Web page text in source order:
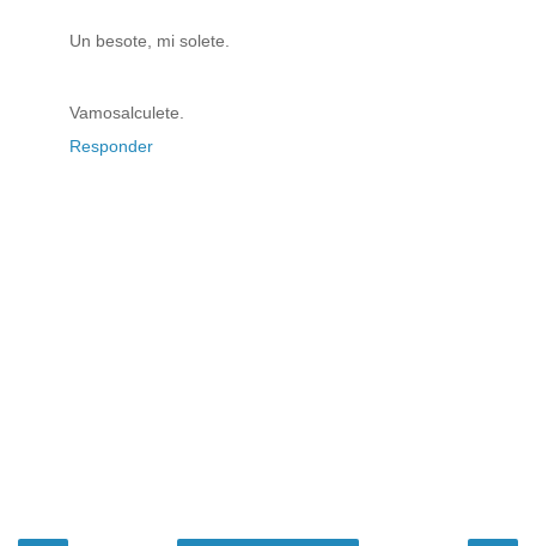
Un besote, mi solete.
Vamosalculete.
Responder